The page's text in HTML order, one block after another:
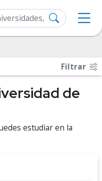
Filtrar
de
estudiar en la